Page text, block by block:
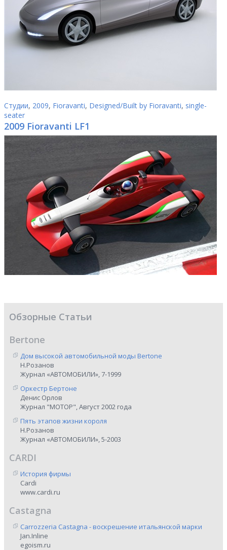
Студии, 2009, Fioravanti, Designed/Built by Fioravanti, single-
seater
2009 Fioravanti LF1
Обзорные Статьи
Bertone
Дом высокой автомобильной моды Bertone
Н.Розанов
Журнал «АВТОМОБИЛИ», 7-1999
Оркестр Бертоне
Денис Орлов
Журнал "МОТОР", Август 2002 года
Пять этапов жизни короля
Н.Розанов
Журнал «АВТОМОБИЛИ», 5-2003
CARDI
История фирмы
Cardi
www.cardi.ru
Castagna
Carrozzeria Castagna - воскрешение итальянской марки
Jan.Inline
egoism.ru